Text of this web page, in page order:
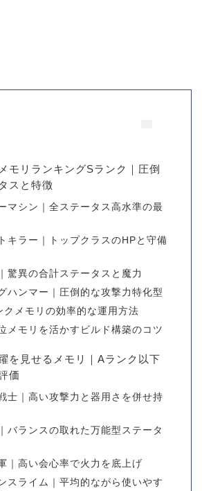
モリランキングSランク｜圧倒
スと特徴
マシン｜全ステータス高水準の最
キラー｜トップクラスのHPと守備
驚異の合計ステータスと魔力
ハンマー｜圧倒的な攻撃力特化型
クメモリの効率的な運用方法
メモリを活かすビルド構築のコツ
を見せるメモリ｜Aランク以下
価
士｜高い攻撃力と器用さを併せ持
バランスの取れた万能型ステータ
｜高い会心率で火力を底上げ
スライム｜平均的ながら使いやす